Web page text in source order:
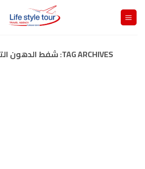
Skip
content
TAG ARCHIVES: شفط الدهون